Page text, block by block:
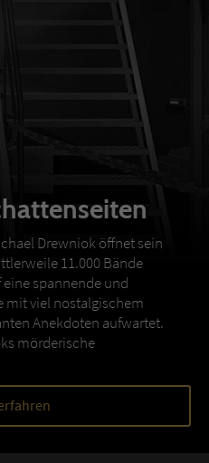
Drewniok öffnet sein
11.000 Bände
spannende und
mit viel nostalgischem
Anekdoten aufwartet.
mörderische